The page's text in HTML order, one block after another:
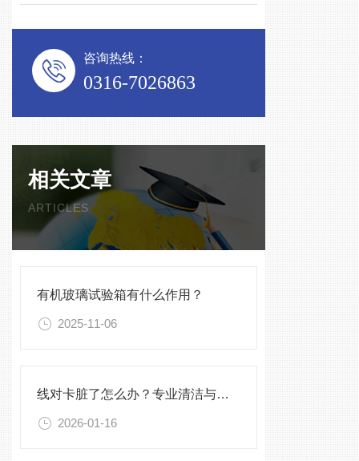
咨询热线：
0316-7026863
相关文章
ARTICLES
有机玻璃试验箱有什么作用？
2025-11-06
线对卡脏了怎么办？专业清洁与维护建议
2026-01-16